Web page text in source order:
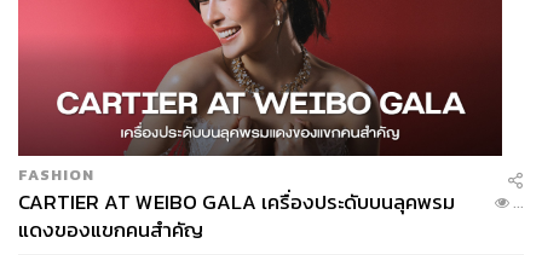
FASHION
CARTIER AT WEIBO GALA เครื่องประดับบนลุคพรม
แดงของแขกคนสำคัญ
...